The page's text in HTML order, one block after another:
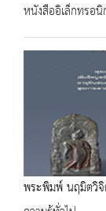
หนังสืออิเล็กทรอ
พระพิมพ์ นฤมิตวิ